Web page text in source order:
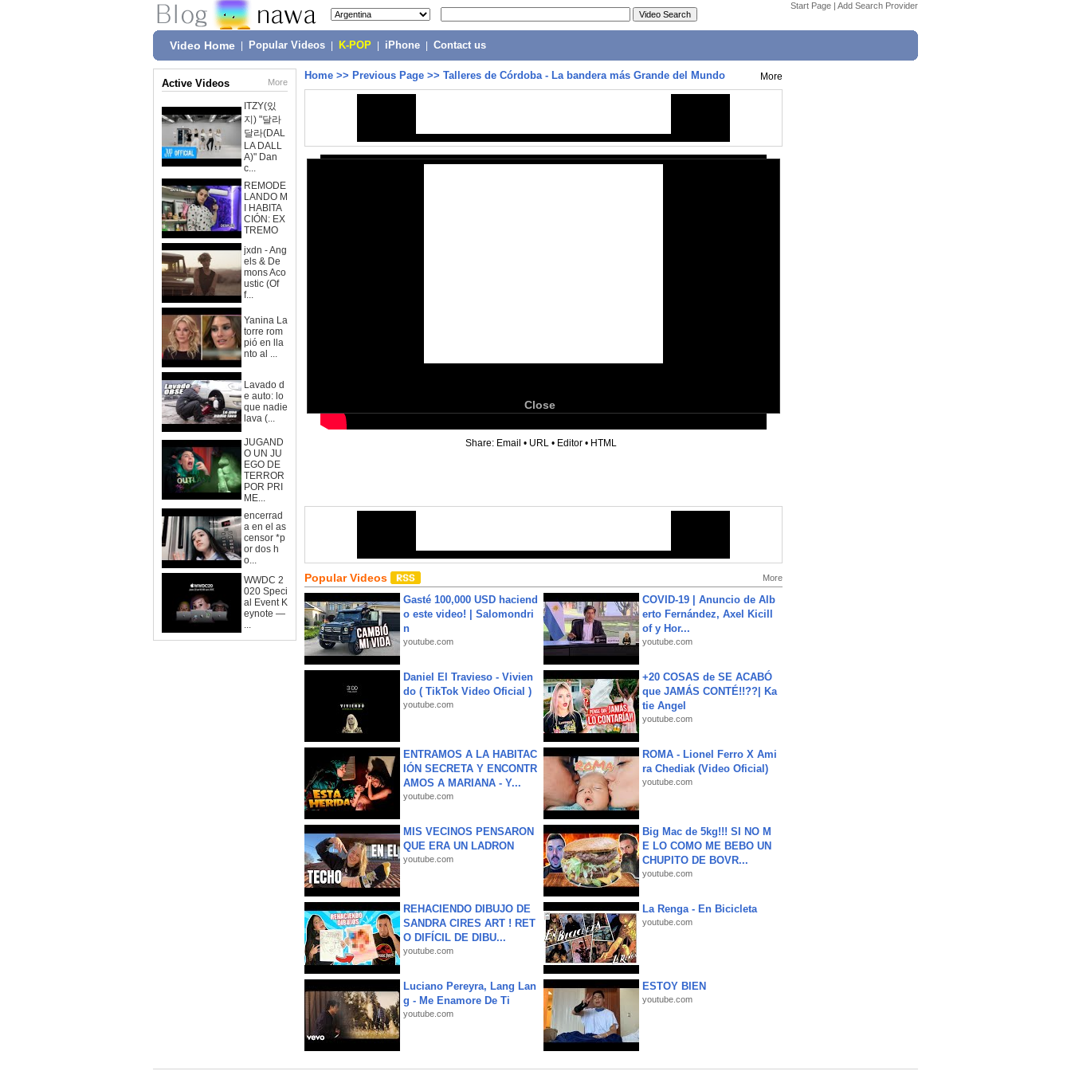
Start Page | Add Search Provider
Video Home Popular Videos K-POP iPhone Contact us
Active Videos More
ITZY(있
지) "달라
달라(DAL
LA DALL
A)" Dan
c...
REMODE
LANDO M
I HABITA
CIÓN: EX
TREMO
jxdn - Ang
els & De
mons Aco
ustic (Of
f...
Yanina La
torre rom
pió en lla
nto al ...
Lavado d
e auto: lo
que nadie
lava (...
JUGAND
O UN JU
EGO DE
TERROR
POR PRI
ME...
encerrad
a en el as
censor *p
or dos h
o...
WWDC 2
020 Speci
al Event K
eynote —
...
Home >> Previous Page >> Talleres de Córdoba - La bandera más Grande del Mundo More
Close
Share: Email • URL • Editor • HTML
Popular Videos More
Gasté 100,000 USD haciend
o este video! | Salomondri
n
youtube.com
COVID-19 | Anuncio de Alb
erto Fernández, Axel Kicill
of y Hor...
youtube.com
Daniel El Travieso - Vivien
do ( TikTok Video Oficial )
youtube.com
+20 COSAS de SE ACABÓ
que JAMÁS CONTÉ!!??| Ka
tie Angel
youtube.com
ENTRAMOS A LA HABITAC
IÓN SECRETA Y ENCONTR
AMOS A MARIANA - Y...
youtube.com
ROMA - Lionel Ferro X Ami
ra Chediak (Video Oficial)
youtube.com
MIS VECINOS PENSARON
QUE ERA UN LADRON
youtube.com
Big Mac de 5kg!!! SI NO M
E LO COMO ME BEBO UN
CHUPITO DE BOVR...
youtube.com
REHACIENDO DIBUJO DE
SANDRA CIRES ART ! RET
O DIFÍCIL DE DIBU...
youtube.com
La Renga - En Bicicleta
youtube.com
Luciano Pereyra, Lang Lan
g - Me Enamore De Ti
youtube.com
ESTOY BIEN
youtube.com